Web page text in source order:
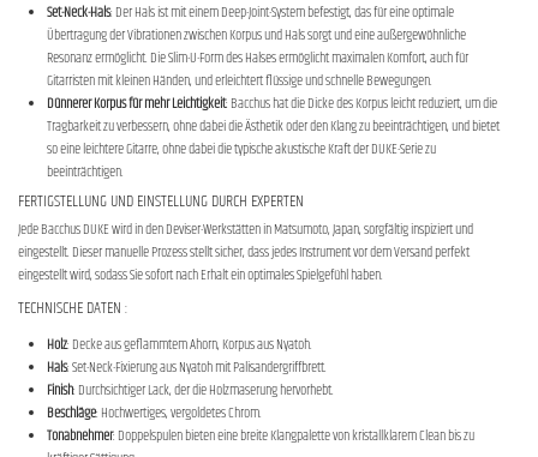
Set-Neck-Hals: Der Hals ist mit einem Deep-Joint-System befestigt, das für eine optimale
Übertragung der Vibrationen zwischen Korpus und Hals sorgt und eine außergewöhnliche
Resonanz ermöglicht. Die Slim-U-Form des Halses ermöglicht maximalen Komfort, auch für
Gitarristen mit kleinen Händen, und erleichtert flüssige und schnelle Bewegungen.
Dünnerer Korpus für mehr Leichtigkeit: Bacchus hat die Dicke des Korpus leicht reduziert, um die
Tragbarkeit zu verbessern, ohne dabei die Ästhetik oder den Klang zu beeinträchtigen, und bietet
so eine leichtere Gitarre, ohne dabei die typische akustische Kraft der DUKE-Serie zu
beeinträchtigen.
FERTIGSTELLUNG UND EINSTELLUNG DURCH EXPERTEN
Jede Bacchus DUKE wird in den Deviser-Werkstätten in Matsumoto, Japan, sorgfältig inspiziert und
eingestellt. Dieser manuelle Prozess stellt sicher, dass jedes Instrument vor dem Versand perfekt
eingestellt wird, sodass Sie sofort nach Erhalt ein optimales Spielgefühl haben.
TECHNISCHE DATEN :
Holz: Decke aus geflammtem Ahorn, Korpus aus Nyatoh.
Hals: Set-Neck-Fixierung aus Nyatoh mit Palisandergriffbrett.
Finish: Durchsichtiger Lack, der die Holzmaserung hervorhebt.
Beschläge: Hochwertiges, vergoldetes Chrom.
Tonabnehmer: Doppelspulen bieten eine breite Klangpalette von kristallklarem Clean bis zu